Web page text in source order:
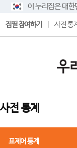
이 누리집은 대
집필 참여하기 사전 통계
사전 통계
표제어 통계